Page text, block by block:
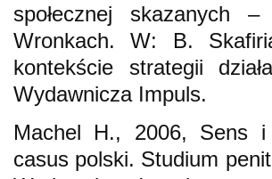
społecznej skazanych
Wronkach. W: B.
kontekście strategii
Wydawnicza Impuls.
Machel H., 2006, Sens i
casus polski. Studium